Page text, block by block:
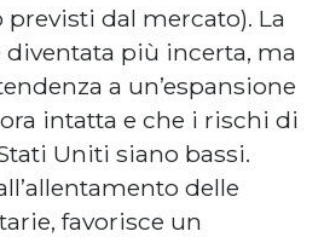
dal mercato). La
diventata più incerta, ma
a un’espansione
intatta e che i rischi di
Uniti siano bassi.
delle
favorisce un